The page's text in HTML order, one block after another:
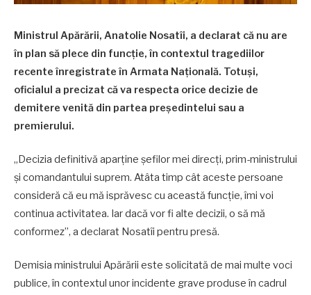
Ministrul Apărării, Anatolie Nosatîi, a declarat că nu are
în plan să plece din funcție, în contextul tragediilor
recente înregistrate în Armata Națională. Totuși,
oficialul a precizat că va respecta orice decizie de
demitere venită din partea președintelui sau a
premierului.
„Decizia definitivă aparține șefilor mei direcți, prim-ministrului
și comandantului suprem. Atâta timp cât aceste persoane
consideră că eu mă isprăvesc cu această funcție, îmi voi
continua activitatea. Iar dacă vor fi alte decizii, o să mă
conformez”, a declarat Nosatîi pentru presă.
Demisia ministrului Apărării este solicitată de mai multe voci
publice, în contextul unor incidente grave produse în cadrul